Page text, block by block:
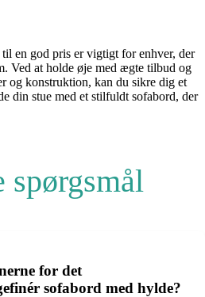
en god pris er vigtigt for enhver, der
Ved at holde øje med ægte tilbud og
og konstruktion, kan du sikre dig et
din stue med et stilfuldt sofabord, der
spørgsmål
for det
sofabord med hylde?